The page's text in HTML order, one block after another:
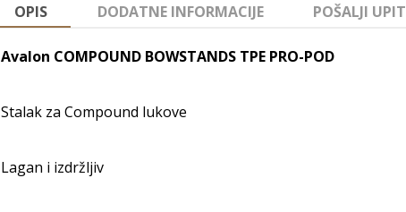
OPIS DODATNE INFORMACIJE POŠALJI UPIT
Avalon COMPOUND BOWSTANDS TPE PRO-POD
Stalak za Compound lukove
Lagan i izdržljiv